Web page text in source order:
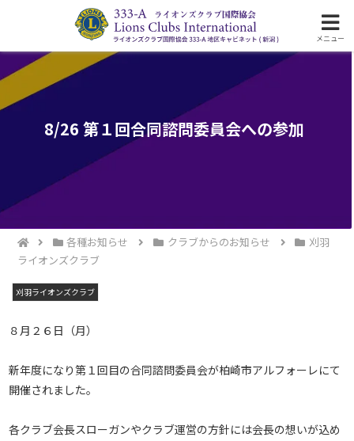
ライオンズクラブ国際協会333-A地区の活動
8/26 第１回合同諮問委員会への参加
各種お知らせ クラブからのお知らせ
刈羽
ライオンズクラブ
刈羽ライオンズクラブ
８月２６日（月）
新年度になり第１回目の合同諮問委員会が柏崎市アルフォーレにて
開催されました。
各クラブ会長スローガンやクラブ運営の方針には会長の想いが込め
メニュー